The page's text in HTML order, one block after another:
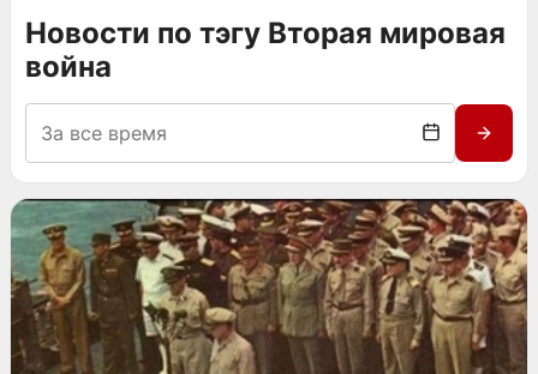
Новости по тэгу Вторая мировая
война